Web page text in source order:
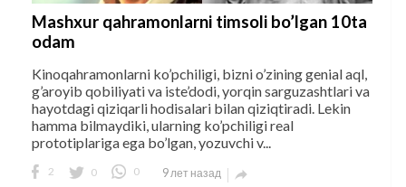
Mashxur qahramonlarni timsoli bo’lgan 10ta
odam
Kinoqahramonlarni ko’pchiligi, bizni o’zining genial aql,
g’aroyib qobiliyati va iste’dodi, yorqin sarguzashtlari va
hayotdagi qiziqarli hodisalari bilan qiziqtiradi. Lekin
hamma bilmaydiki, ularning ko’pchiligi real
prototiplariga ega bo’lgan, yozuvchi v...
2 0 0 9 лет назад 